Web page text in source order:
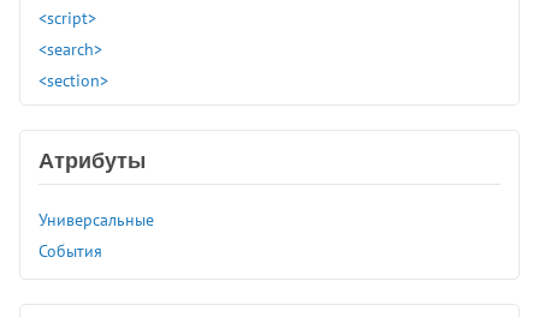
<script>
<search>
<section>
<select>
<small>
<spacer>
<strike>
Атрибуты
Универсальные
События